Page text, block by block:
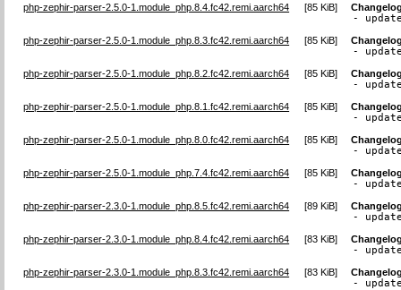
php-zephir-parser-2.5.0-1.module_php.8.4.fc42.remi.aarch64 [85 KiB]
-
php-zephir-parser-2.5.0-1.module_php.8.3.fc42.remi.aarch64 [85 KiB]
-
php-zephir-parser-2.5.0-1.module_php.8.2.fc42.remi.aarch64 [85 KiB]
-
php-zephir-parser-2.5.0-1.module_php.8.1.fc42.remi.aarch64 [85 KiB]
-
php-zephir-parser-2.5.0-1.module_php.8.0.fc42.remi.aarch64 [85 KiB]
-
php-zephir-parser-2.5.0-1.module_php.7.4.fc42.remi.aarch64 [85 KiB]
-
php-zephir-parser-2.3.0-1.module_php.8.5.fc42.remi.aarch64 [89 KiB]
-
php-zephir-parser-2.3.0-1.module_php.8.4.fc42.remi.aarch64 [83 KiB]
-
php-zephir-parser-2.3.0-1.module_php.8.3.fc42.remi.aarch64 [83 KiB]
-